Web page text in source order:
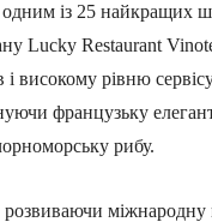
із 25 найкращих
Lucky Restaurant
високому рівню
французьку
рибу.
міжнародну